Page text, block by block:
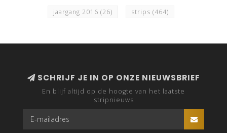
jaargang 2016 (26) strips (464)
SCHRIJF JE IN OP ONZE NIEUWSBRIEF
En blijf altijd op de hoogte van het laatste
stripnieuws